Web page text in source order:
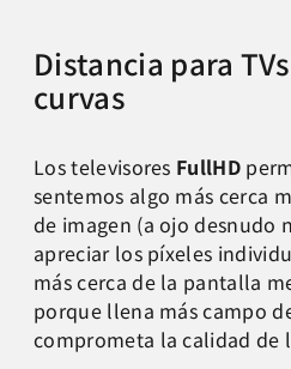
Distancia para
curvas
Los televisores FullHD
sentemos algo más cerca
de imagen (a ojo desnudo
apreciar los píxeles
más cerca de la pantalla
porque llena más campo
comprometa la calidad de